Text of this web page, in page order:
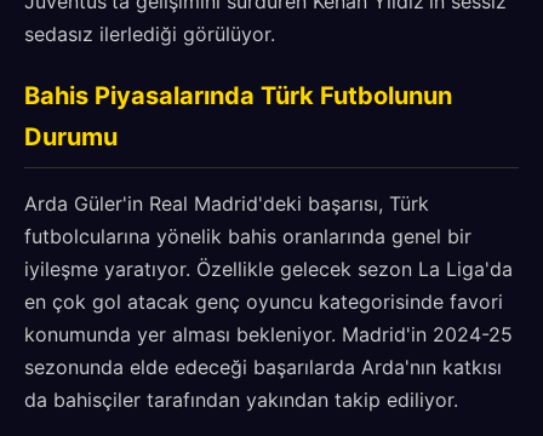
sedasız ilerlediği görülüyor.
Bahis Piyasalarında Türk Futbolunun
Durumu
Arda Güler'in Real Madrid'deki başarısı, Türk
futbolcularına yönelik bahis oranlarında genel bir
iyileşme yaratıyor. Özellikle gelecek sezon La Liga'da
en çok gol atacak genç oyuncu kategorisinde favori
konumunda yer alması bekleniyor. Madrid'in 2024-25
sezonunda elde edeceği başarılarda Arda'nın katkısı
da bahisçiler tarafından yakından takip ediliyor.